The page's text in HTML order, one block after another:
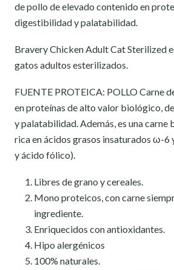
de pollo de elevado contenido en
digestibilidad y palatabilidad.
Bravery Chicken Adult Cat Sterilized
gatos adultos esterilizados.
FUENTE PROTEICA: POLLO Carne
en proteínas de alto valor biológico,
y palatabilidad. Además, es una carne
rica en ácidos grasos insaturados ω-6
y ácido fólico).
Libres de grano y cereales.
Mono proteicos, con carne
ingrediente.
Enriquecidos con antioxidantes.
Hipo alergénicos
100% naturales.